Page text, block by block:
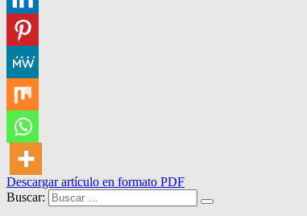
Descargar artículo en formato PDF
Buscar: